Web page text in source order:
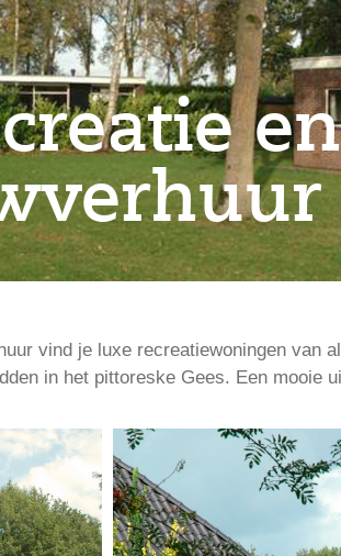
en
vind je luxe recreatiewoningen van
in het pittoreske Gees. Een mooie